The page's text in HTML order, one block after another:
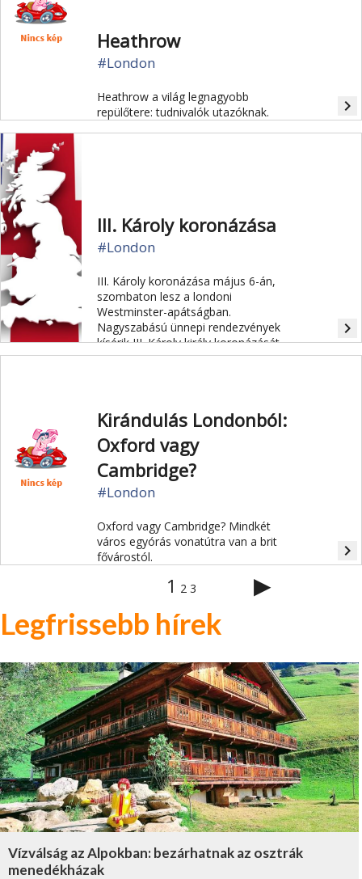
Heathrow
#London
Heathrow a világ legnagyobb
repülőtere: tudnivalók utazóknak.
navigate_next
III. Károly koronázása
#London
III. Károly koronázása május 6-án,
szombaton lesz a londoni
Westminster-apátságban.
Nagyszabású ünnepi rendezvények
kísérik III. Károly király koronázását.
navigate_next
Kirándulás Londonból:
Oxford vagy
Cambridge?
#London
Oxford vagy Cambridge? Mindkét
város egyórás vonatútra van a brit
fővárostól.
navigate_next
1 2 3 ▶
Legfrissebb hírek
Vízválság az Alpokban: bezárhatnak az osztrák
menedékházak